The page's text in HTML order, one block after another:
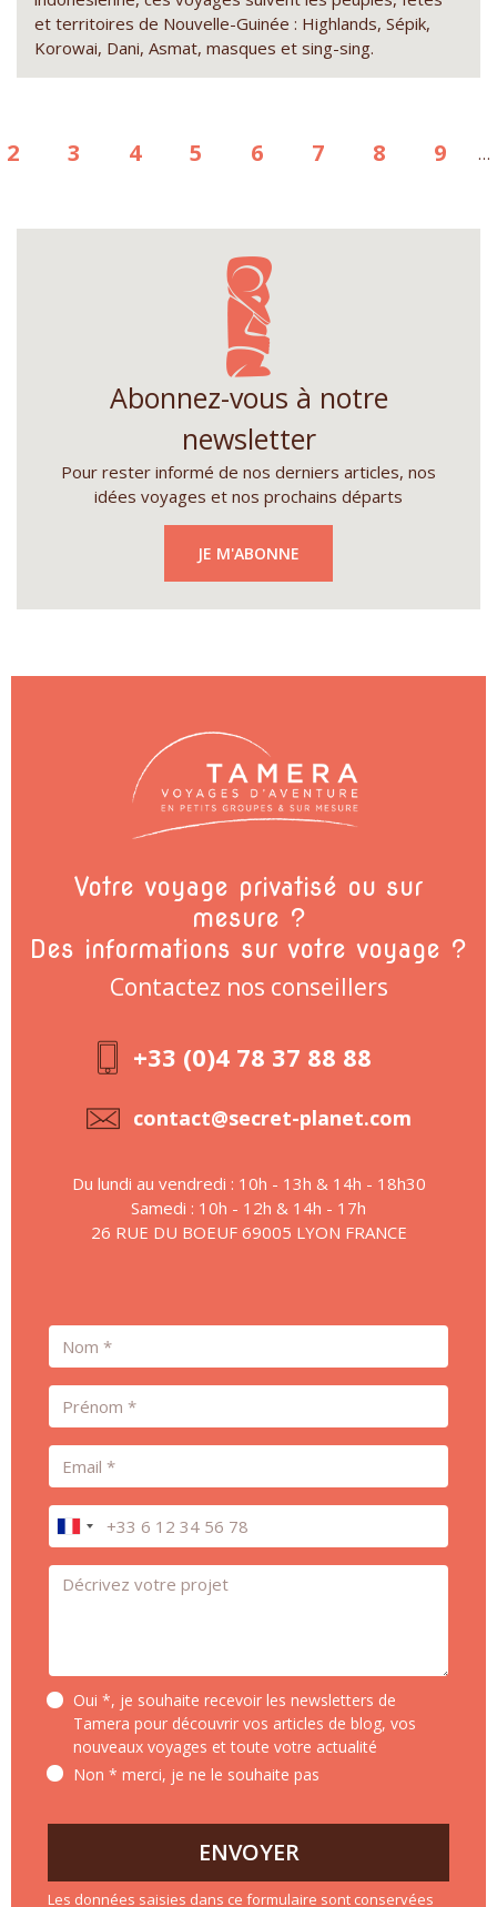
et territoires de Nouvelle-Guinée : Highlands, Sépik,
Korowai, Dani, Asmat, masques et sing-sing.
Page
2 Page
3 Page
4 Page
5 Page
6 Page
7 Page
8 Page
9 …
Abonnez-vous à notre
newsletter
Pour rester informé de nos derniers articles, nos
idées voyages et nos prochains départs
JE M'ABONNE
Votre voyage privatisé ou sur
mesure ?
Des informations sur votre voyage ?
Contactez nos conseillers
+33 (0)4 78 37 88 88
contact@secret-planet.com
Du lundi au vendredi : 10h - 13h & 14h - 18h30
Samedi : 10h - 12h & 14h - 17h
26 RUE DU BOEUF 69005 LYON FRANCE
Nom
Prénom
Email
Téléphone
Message *
Oui *, je souhaite recevoir les newsletters de
Tamera pour découvrir vos articles de blog, vos
nouveaux voyages et toute votre actualité
Non * merci, je ne le souhaite pas
ENVOYER
Les données saisies dans ce formulaire sont conservées